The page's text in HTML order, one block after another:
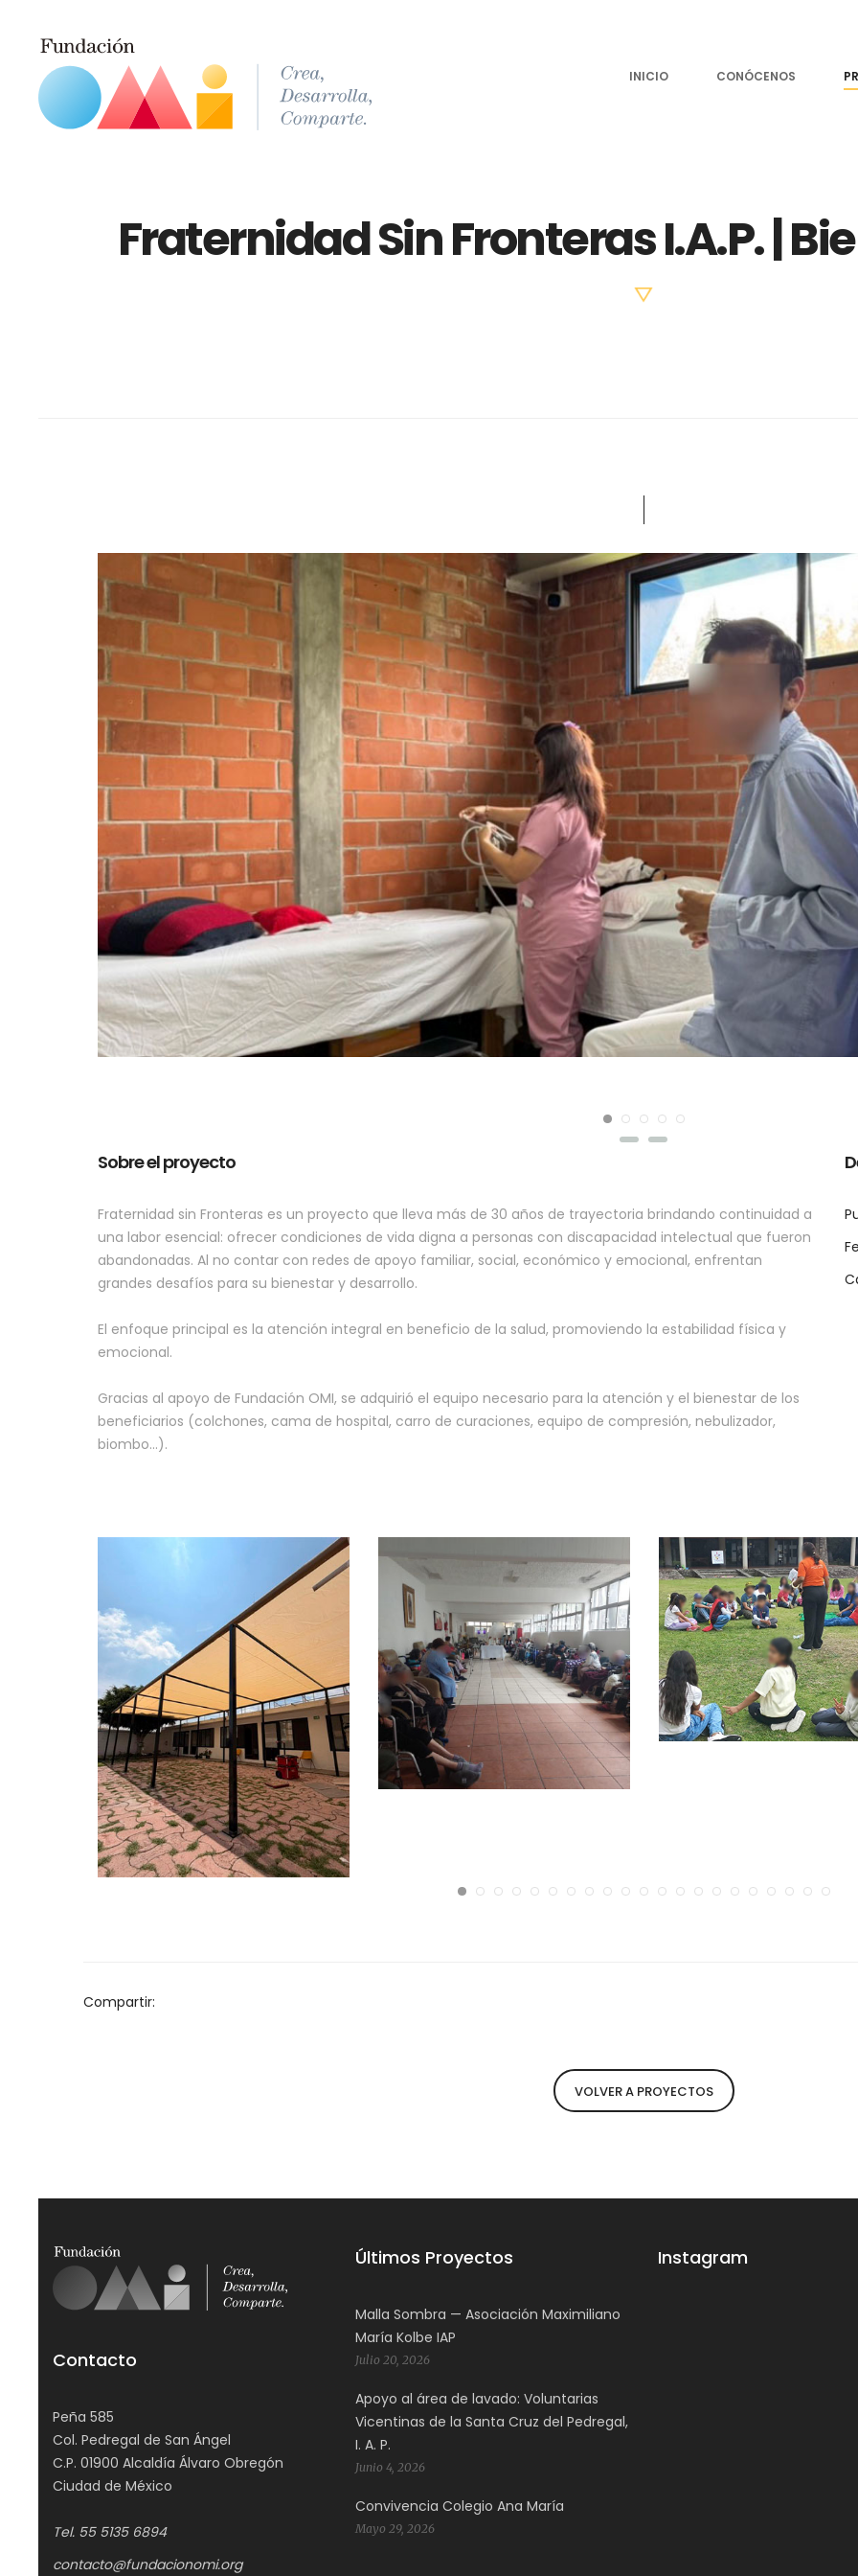
INICIO CONÓCENOS
Fraternidad Sin Fronteras I.A.P. |
Sobre el proyecto
Fraternidad sin Fronteras es un proyecto que lleva más de 30 años de trayectoria brindando continuidad a
una labor esencial: ofrecer condiciones de vida digna a personas con discapacidad intelectual que fueron
abandonadas. Al no contar con redes de apoyo familiar, social, económico y emocional, enfrentan
grandes desafíos para su bienestar y desarrollo.
El enfoque principal es la atención integral en beneficio de la salud, promoviendo la estabilidad física y
emocional.
Gracias al apoyo de Fundación OMI, se adquirió el equipo necesario para la atención y el bienestar de los
beneficiarios (colchones, cama de hospital, carro de curaciones, equipo de compresión, nebulizador,
biombo...).
Malla Sombra —
Asociación
Maximiliano María
Kolbe IAP
Apoyo al área de
lavado: Voluntarias
Vicentinas de la Santa
Cruz del Pedregal, I. A.
P.
Convivencia
Ana María
Compartir:
VOLVER A PROYECTOS
Contacto
Peña 585
Col. Pedregal de San Ángel
C.P. 01900 Alcaldía Álvaro Obregón
Ciudad de México
Tel. 55 5135 6894
contacto@fundacionomi.org
Últimos Proyectos
Malla Sombra — Asociación Maximiliano
María Kolbe IAP
Julio 20, 2026
Apoyo al área de lavado: Voluntarias
Vicentinas de la Santa Cruz del Pedregal,
I. A. P.
Junio 4, 2026
Convivencia Colegio Ana María
Mayo 29, 2026
Instagram